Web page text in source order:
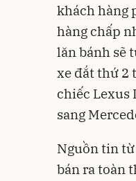
khách hàng
hàng chấp
lăn bánh sẽ
xe đắt thứ 2
chiếc Lexus
sang
Nguồn tin
bán ra toàn